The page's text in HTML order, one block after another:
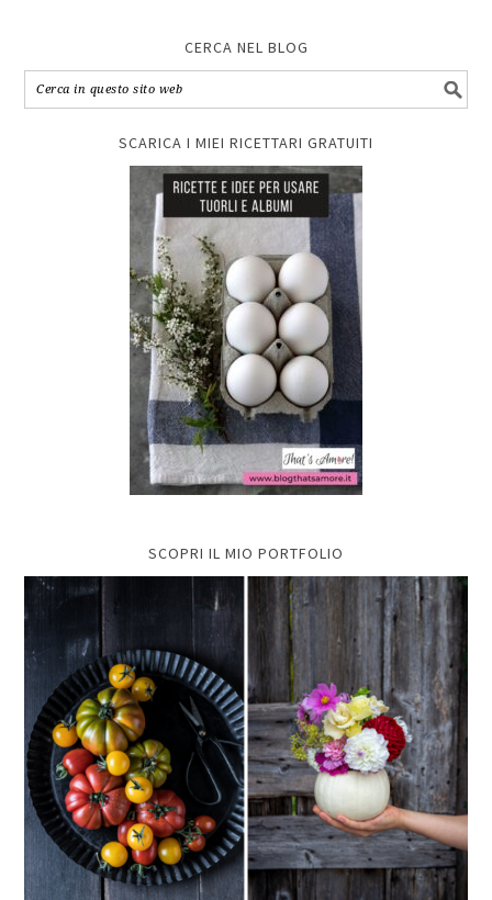
CERCA NEL BLOG
SCARICA I MIEI RICETTARI GRATUITI
SCOPRI IL MIO PORTFOLIO